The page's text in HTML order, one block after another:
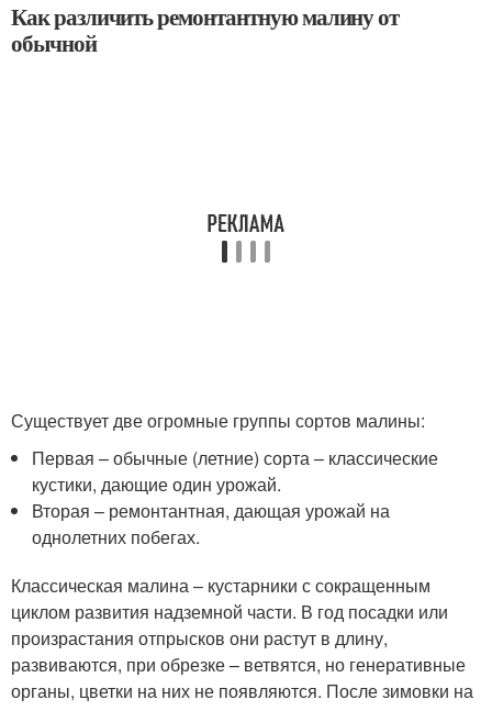
Как различить ремонтантную малину от
обычной
Существует две огромные группы сортов малины:
Первая – обычные (летние) сорта – классические
кустики, дающие один урожай.
Вторая – ремонтантная, дающая урожай на
однолетних побегах.
Классическая малина – кустарники с сокращенным
циклом развития надземной части. В год посадки или
произрастания отпрысков они растут в длину,
развиваются, при обрезке – ветвятся, но генеративные
органы, цветки на них не появляются. После зимовки на